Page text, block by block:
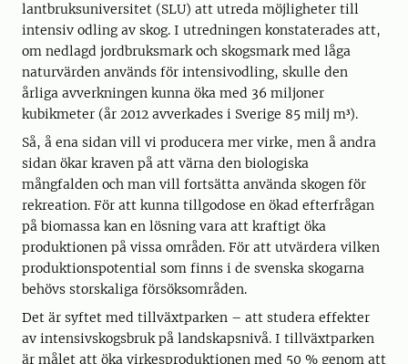
lantbruksuniversitet (SLU) att utreda möjligheter till
intensiv odling av skog. I utredningen konstaterades att,
om nedlagd jordbruksmark och skogsmark med låga
naturvärden används för intensivodling, skulle den
årliga avverkningen kunna öka med 36 miljoner
kubikmeter (år 2012 avverkades i Sverige 85 milj m³).
Så, å ena sidan vill vi producera mer virke, men å andra
sidan ökar kraven på att värna den biologiska
mångfalden och man vill fortsätta använda skogen för
rekreation. För att kunna tillgodose en ökad efterfrågan
på biomassa kan en lösning vara att kraftigt öka
produktionen på vissa områden. För att utvärdera vilken
produktionspotential som finns i de svenska skogarna
behövs storskaliga försöksområden.
Det är syftet med tillväxtparken – att studera effekter
av intensivskogsbruk på landskapsnivå. I tillväxtparken
är målet att öka virkesproduktionen med 50 % genom att